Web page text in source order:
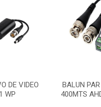
DE VIDEO
WP
BALUN
400MTS